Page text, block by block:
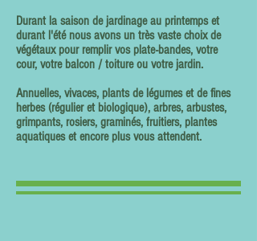
Durant la saison de jardinage au printemps et
durant l'été nous avons un très vaste choix de
végétaux pour remplir vos plate-bandes, votre
cour, votre balcon / toiture ou votre jardin.
Annuelles, vivaces, plants de légumes et de fines
herbes (régulier et biologique), arbres, arbustes,
grimpants, rosiers, graminés, fruitiers, plantes
aquatiques et encore plus vous attendent.